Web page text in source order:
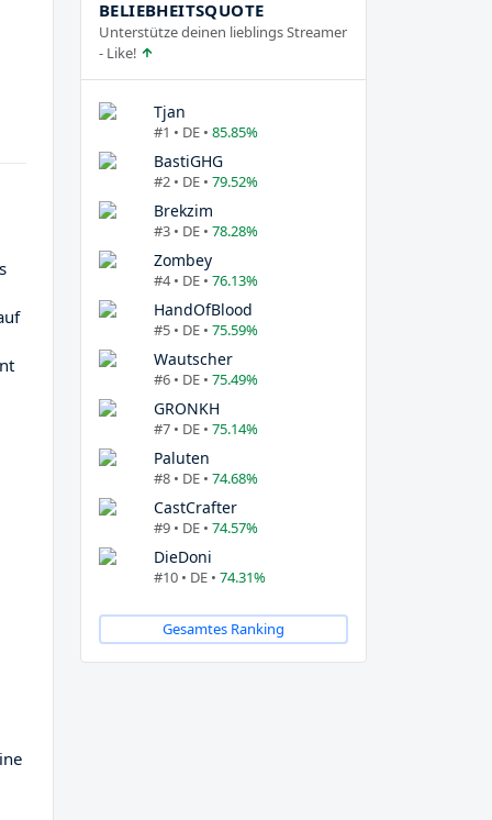
BELIEBHEITSQUOTE
Unterstütze deinen lieblings Streamer
- Like!
Tjan
#1 • DE • 85.85%
BastiGHG
#2 • DE • 79.52%
Brekzim
#3 • DE • 78.28%
Zombey
#4 • DE • 76.13%
HandOfBlood
#5 • DE • 75.59%
Wautscher
#6 • DE • 75.49%
GRONKH
#7 • DE • 75.14%
Paluten
#8 • DE • 74.68%
CastCrafter
#9 • DE • 74.57%
DieDoni
#10 • DE • 74.31%
Gesamtes Ranking